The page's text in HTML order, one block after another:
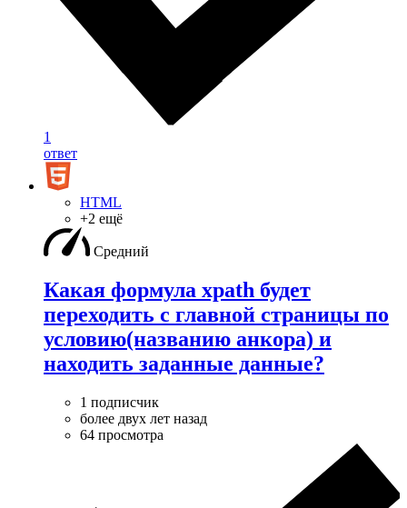
1
ответ
HTML
+2 ещё
Средний
Какая формула xpath будет
переходить с главной страницы по
условию(названию анкора) и
находить заданные данные?
1 подписчик
более двух лет назад
64 просмотра